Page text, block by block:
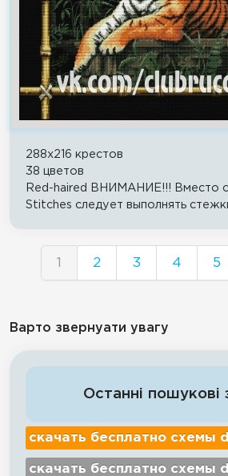
288x216 крестов
38 цветов
Red-haired ВНИМАНИЕ!!! Вместо
Stitches следует выполнять
1 2 3 4 5
Варто звернуати увагу
Останні пошукові
скачать бесплатно схемы
скачать бесплатно схемы